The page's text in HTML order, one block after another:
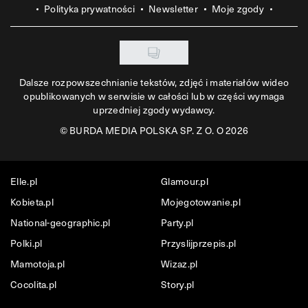
Polityka prywatności
Newsletter Moje zgody
Dalsze rozpowszechnianie tekstów, zdjęć i materiałów wideo
opublikowanych w serwisie w całości lub w części wymaga
uprzedniej zgody wydawcy.
©BURDA MEDIA POLSKA SP. Z O. O 2026
Elle.pl
Glamour.pl
Kobieta.pl
Mojegotowanie.pl
National-geographic.pl
Party.pl
Polki.pl
Przyslijprzepis.pl
Mamotoja.pl
Wizaz.pl
Cocolita.pl
Story.pl